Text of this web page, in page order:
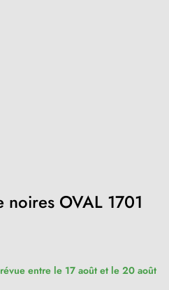
OVAL 1701
entre le 17 août et le 20 août